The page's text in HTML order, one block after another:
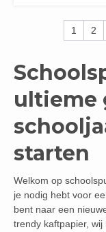
1 2
ultieme
starten
Welkom op
je nodig hebt voor
bent naar een
trendy kaftpapier,